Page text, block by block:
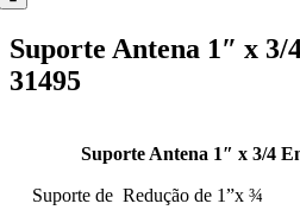
Suporte Antena 1″ x 3/
31495
Suporte Antena 1″ x 3/4
Suporte de Redução de 1”x ¾